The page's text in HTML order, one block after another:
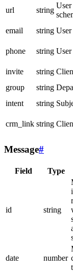
url
string
email
string User
phone
string
invite
string
group
string
intent
string
crm_link string
Message#
Field Type
id string
date number